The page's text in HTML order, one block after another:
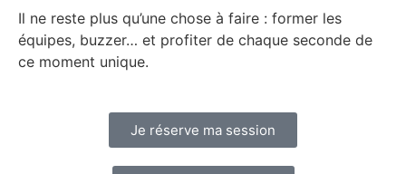
Il ne reste plus qu’une chose à faire : former les
équipes, buzzer… et profiter de chaque seconde de
ce moment unique.
Je réserve ma session